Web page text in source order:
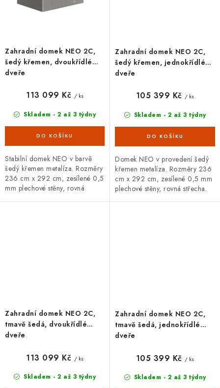
Zahradní domek NEO 2C,
šedý křemen, dvoukřídlé
dveře
Skladem - 2 až 3 týdny
113 099 Kč / ks
Stabilní domek NEO v barvě
šedý křemen metalíza. Rozměry
236 cm x 292 cm, zesílené 0,5
mm plechové stěny, rovná
Zahradní domek NEO 2C,
šedý křemen, jednokřídlé
dveře
Skladem - 2 až 3 týdny
105 399 Kč / ks
Domek NEO v provedení šedý
křemen metalíza. Rozměry 236
cm x 292 cm, zesílené 0,5 mm
plechové stěny, rovná střecha.
Zahradní domek NEO 2C,
tmavě šedá, dvoukřídlé
dveře
Skladem - 2 až 3 týdny
113 099 Kč / ks
Zahradní domek NEO 2C,
tmavě šedá, jednokřídlé
dveře
Skladem - 2 až 3 týdny
105 399 Kč / ks